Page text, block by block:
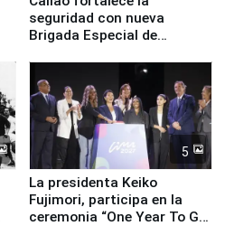
seguridad con nueva
Brigada Especial de
equipamiento para
Serenazgo
5
La presidenta Keiko
Fujimori, participa en la
ceremonia “One Year To Go